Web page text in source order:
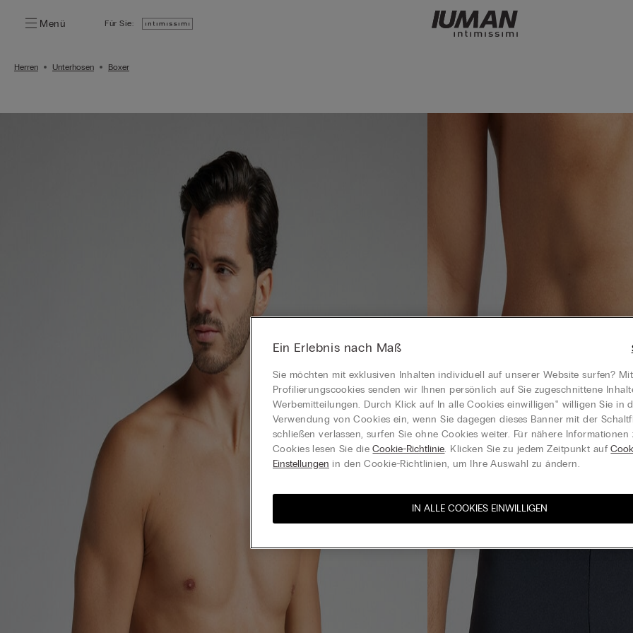
Menü Für Sie:
Herren Unterhosen Boxer
Ein Erlebnis nach Maß
Sie möchten mit exklusiven Inhalten individuell auf unserer Website surfen?
Profilierungscookies senden wir Ihnen persönlich auf Sie zugeschnittene
Werbemitteilungen. Durch Klick auf In alle Cookies einwilligen‟ willigen Sie in
Verwendung von Cookies ein, wenn Sie dagegen dieses Banner mit der
schließen verlassen, surfen Sie ohne Cookies weiter. Für nähere Informationen
Cookies lesen Sie dieCookie-Richtlinie. Klicken Sie zu jedem Zeitpunkt auf
Einstellungen in den Cookie-Richtlinien, um Ihre Auswahl zu ändern.
IN ALLE COOKIES EINWILLIGEN